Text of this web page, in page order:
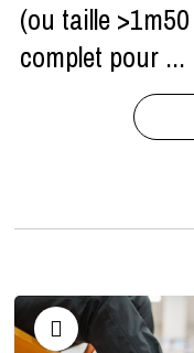
(ou taille
complet pour ...